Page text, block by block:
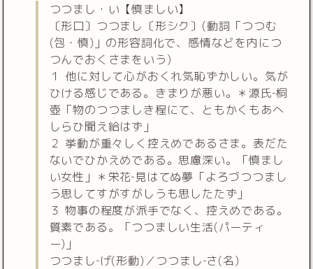
つつまし・い【慎ましい】
〔形口〕つつまし〔形シク〕(動詞「つつむ
(包・慎)」の形容詞化で、感情などを内につ
つんでおくさまをいう)
１ 他に対して心がおくれ気恥ずかしい。気が
ひける感じである。きまりが悪い。＊源氏‐桐
壺「物のつつましき程にて、ともかくもあへ
しらひ聞え給はず」
２ 挙動が重々しく控えめであるさま。表だた
ないでひかえめである。思慮深い。「慎まし
い女性」＊栄花‐見はてぬ夢「よろづつつまし
う思してすがすがしうも思したたず」
３ 物事の程度が派手でなく、控えめである。
質素である。「つつましい生活(パーティ
ー)」
つつまし‐げ(形動)／つつまし‐さ(名)